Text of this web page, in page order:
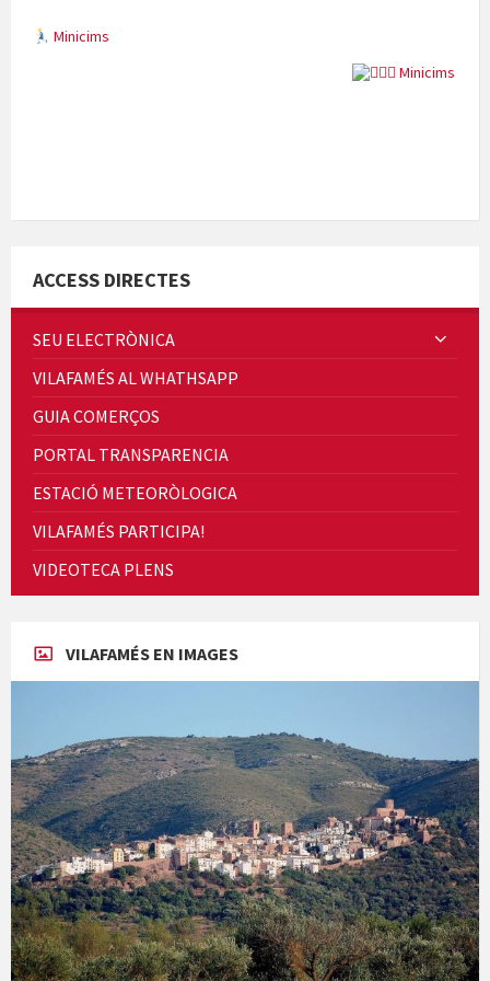
Minicims
Cicle de Cine i Dones rurals
Concerts al Museu
Presentació del llibre &quot;La mare&quot;, d'Emma Zafon
En Bum
ACCESS DIRECTES
SEU ELECTRÒNICA
VILAFAMÉS AL WHATHSAPP
GUIA COMERÇOS
PORTAL TRANSPARENCIA
ESTACIÓ METEORÒLOGICA
VILAFAMÉS PARTICIPA!
VIDEOTECA PLENS
VILAFAMÉS EN IMAGES